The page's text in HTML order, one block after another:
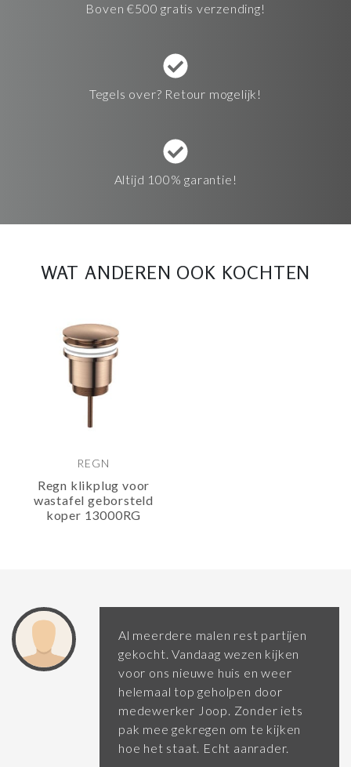
Boven €500 gratis verzending!
Tegels over? Retour mogelijk!
Altijd 100% garantie!
WAT ANDEREN OOK KOCHTEN
REGN
Regn klikplug voor
wastafel geborsteld
koper 13000RG
Al meerdere malen rest partijen
gekocht. Vandaag wezen kijken
voor ons nieuwe huis en weer
helemaal top geholpen door
medewerker Joop. Zonder iets
pak mee gekregen om te kijken
hoe het staat. Echt aanrader.